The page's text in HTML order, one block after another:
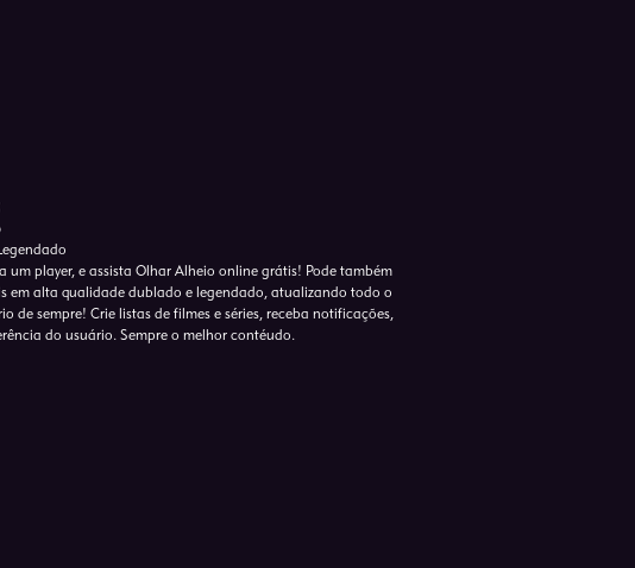
player, e assista Olhar Alheio online grátis! Pode também
em alta qualidade dublado e legendado, atualizando todo o
de sempre! Crie listas de filmes e séries, receba notificações,
do usuário. Sempre o melhor contéudo.